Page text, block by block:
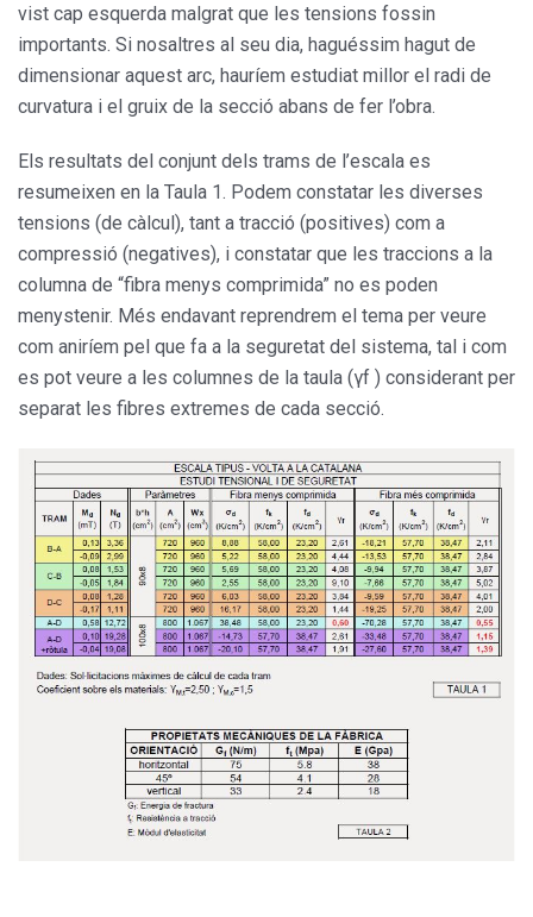
vist cap esquerda malgrat que les tensions fossin
importants. Si nosaltres al seu dia, haguéssim hagut de
dimensionar aquest arc, hauríem estudiat millor el radi de
curvatura i el gruix de la secció abans de fer l’obra.
Els resultats del conjunt dels trams de l’escala es
resumeixen en la Taula 1. Podem constatar les diverses
tensions (de càlcul), tant a tracció (positives) com a
compressió (negatives), i constatar que les traccions a la
columna de “fibra menys comprimida” no es poden
menystenir. Més endavant reprendrem el tema per veure
com aniríem pel que fa a la seguretat del sistema, tal i com
es pot veure a les columnes de la taula (γf ) considerant per
separat les fibres extremes de cada secció.